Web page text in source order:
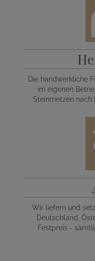
Die handwerkliche
im eigenen
Steinmetzen nach
Wir liefern und
Deutschland,
Festpreis -